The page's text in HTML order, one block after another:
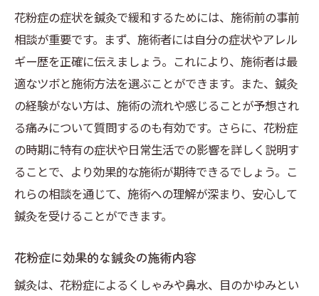
花粉症の症状を鍼灸で緩和するためには、施術前の事前
相談が重要です。まず、施術者には自分の症状やアレル
ギー歴を正確に伝えましょう。これにより、施術者は最
適なツボと施術方法を選ぶことができます。また、鍼灸
の経験がない方は、施術の流れや感じることが予想され
る痛みについて質問するのも有効です。さらに、花粉症
の時期に特有の症状や日常生活での影響を詳しく説明す
ることで、より効果的な施術が期待できるでしょう。こ
れらの相談を通じて、施術への理解が深まり、安心して
鍼灸を受けることができます。
花粉症に効果的な鍼灸の施術内容
鍼灸は、花粉症によるくしゃみや鼻水、目のかゆみとい